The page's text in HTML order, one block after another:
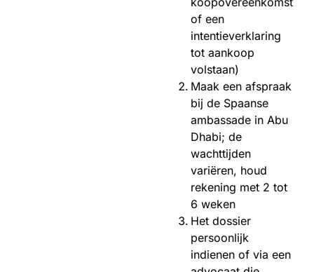
of een
intentieverklaring
tot aankoop
volstaan)
Maak een afspraak
bij de Spaanse
ambassade in Abu
Dhabi; de
wachttijden
variëren, houd
rekening met 2 tot
6 weken
Het dossier
persoonlijk
indienen of via een